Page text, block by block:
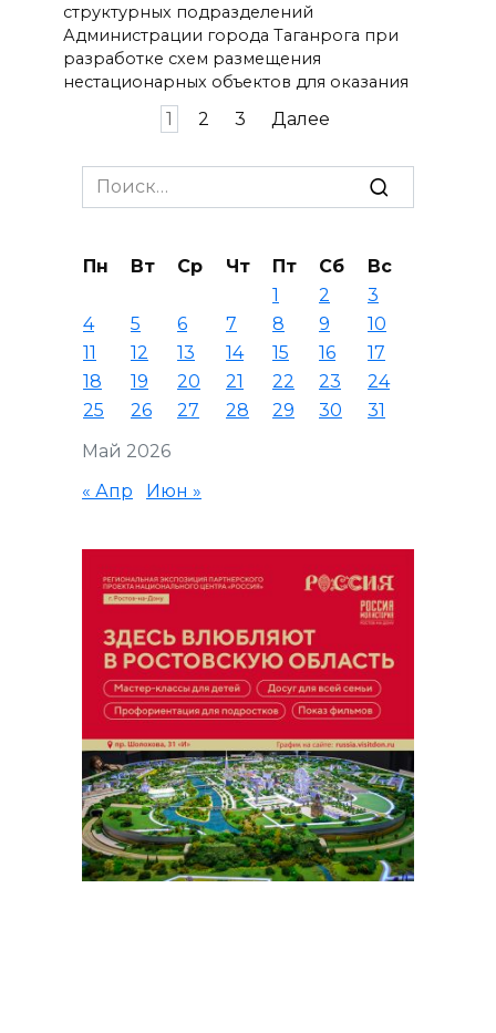
структурных подразделений
Администрации города Таганрога при
разработке схем размещения
нестационарных объектов для оказания
1 2 3 Далее
Search
for:
Май 2026
Пн Вт Ср Чт Пт Сб
Вс
1
2
3
4
5 6 7 8 9
10
11
12 13 14 15 16
17
18
19 20 21 22 23
24
25
26 27 28 29 30 31
« Апр Июн »